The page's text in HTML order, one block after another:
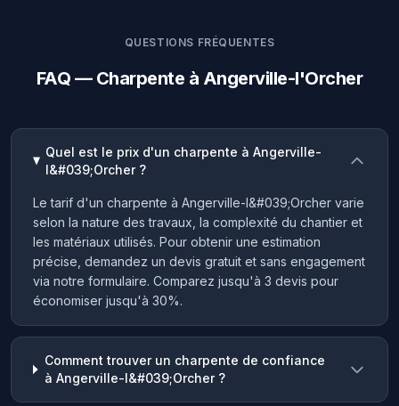
QUESTIONS FRÉQUENTES
FAQ — Charpente à Angerville-l'Orcher
Quel est le prix d'un charpente à Angerville-
l&#039;Orcher ?
Le tarif d'un charpente à Angerville-l&#039;Orcher varie
selon la nature des travaux, la complexité du chantier et
les matériaux utilisés. Pour obtenir une estimation
précise, demandez un devis gratuit et sans engagement
via notre formulaire. Comparez jusqu'à 3 devis pour
économiser jusqu'à 30%.
Comment trouver un charpente de confiance
à Angerville-l&#039;Orcher ?